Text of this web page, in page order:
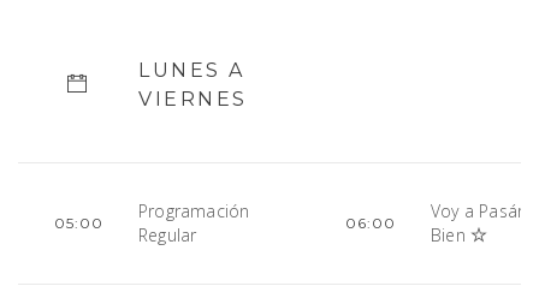
LUNES A
VIERNES
05:00
Programación
Regular
06:00
Voy a
Bien